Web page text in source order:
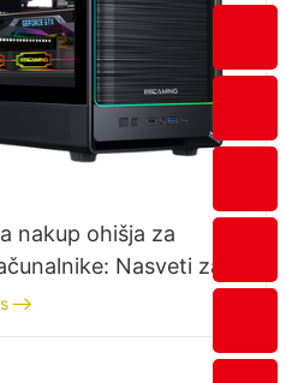
nakup ohišja za
Nasveti za
z dobrim